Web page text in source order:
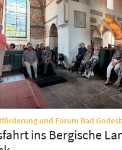
und Forum Bad
ins Bergische